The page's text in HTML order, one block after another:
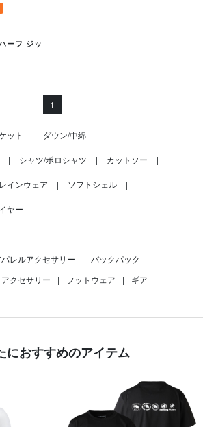
ーフ ジッ
1
ット ダウン/中綿
シャツ/ポロシャツ カットソー
レインウェア ソフトシェル
ヤー
パレルアクセサリー | バックパック
|
クセサリー
| フットウェア | ギア
におすすめのアイテム